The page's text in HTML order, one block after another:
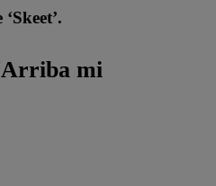
mi